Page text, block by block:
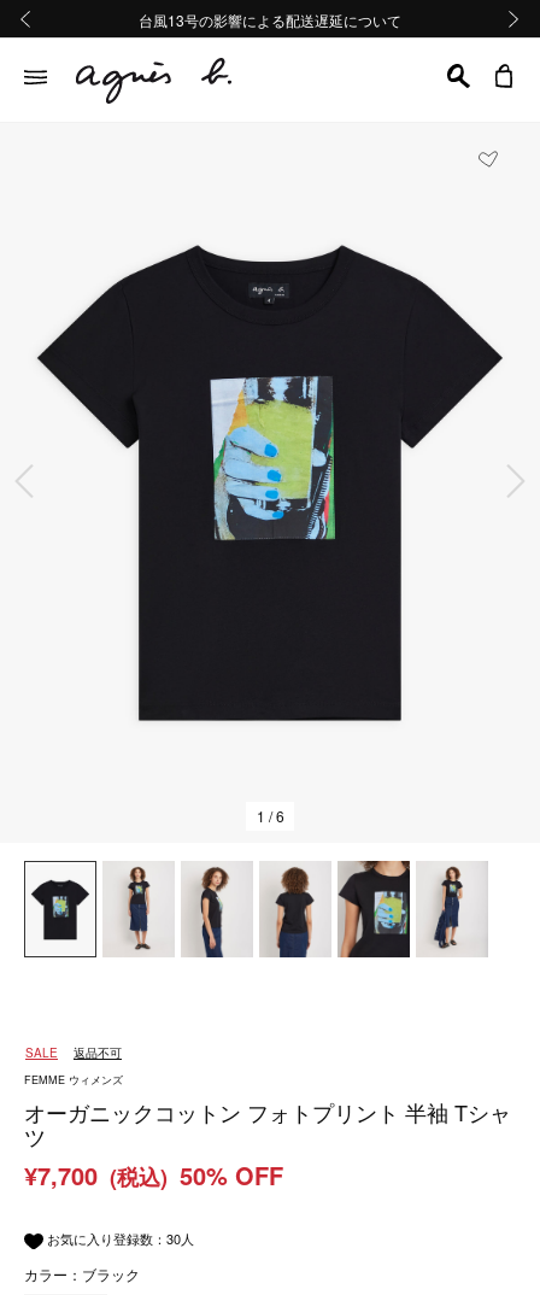
熊本地域地震の影響による配送遅延について
Summer Sale 2buy10%OFF!!
台風13号の影響による配送遅延について
熊本地域地震の影響による配送遅延について
Summer Sale 2buy10%OFF!!
前の画像
1 / 6
SALE 返品不可
FEMME ウィメンズ
オーガニックコットン フォトプリント 半袖 Tシャ
ツ
¥7,700 (税込) 50% OFF
お気に入り登録数： 30人
カラー：ブラック